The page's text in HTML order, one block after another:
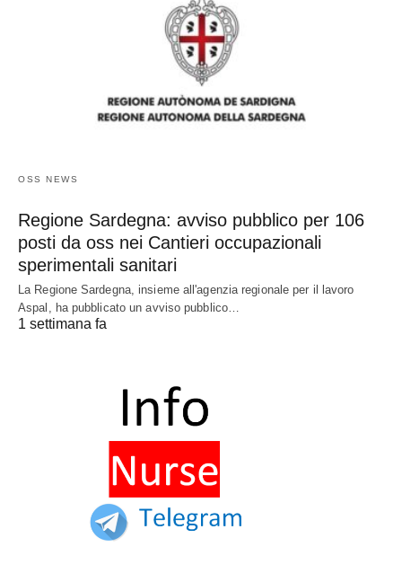
OSS NEWS
Regione Sardegna: avviso pubblico per 106
posti da oss nei Cantieri occupazionali
sperimentali sanitari
La Regione Sardegna, insieme all'agenzia regionale per il lavoro
Aspal, ha pubblicato un avviso pubblico…
1 settimana fa